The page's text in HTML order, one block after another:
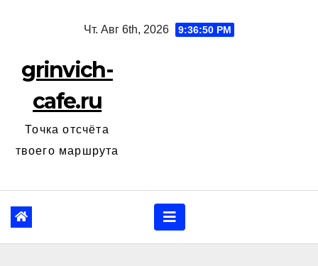
Чт. Авг 6th, 2026 9:36:51 PM
grinvich-
cafe.ru
Точка отсчёта
твоего маршрута